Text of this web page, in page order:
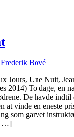
Frederik Bové
Jours, Une Nuit,
2014) To dage, en
De havde indtil
at vinde en eneste
som garvet
[…]